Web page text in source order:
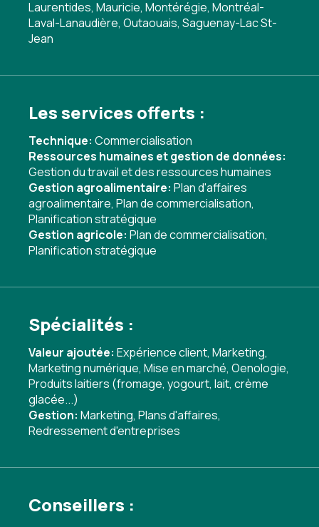
Laurentides, Mauricie, Montérégie, Montréal-
Laval-Lanaudière, Outaouais, Saguenay-Lac St-
Jean
Les services offerts :
Technique: Commercialisation
Ressources humaines et gestion de données:
Gestion du travail et des ressources humaines
Gestion agroalimentaire: Plan d'affaires
agroalimentaire, Plan de commercialisation,
Planification stratégique
Gestion agricole: Plan de commercialisation,
Planification stratégique
Spécialités :
Valeur ajoutée: Expérience client, Marketing,
Marketing numérique, Mise en marché, Oenologie,
Produits laitiers (fromage, yogourt, lait, crème
glacée...)
Gestion: Marketing, Plans d'affaires,
Redressement d'entreprises
Conseillers :